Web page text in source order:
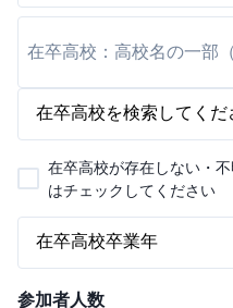
在卒高校が存在しない・
はチェックしてください
参加者人数